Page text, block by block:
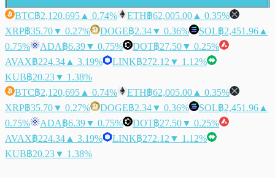
BTC฿2,120,695 ▲ 0.74% ETH฿62,005.00 ▲ 0.35%
XRP฿35.70▼ 0.27% DOGE฿2.34▼ 0.36% SOL฿2,451.96 ▲
0.75%
ADA฿6.39▼ 0.75% DOT฿27.50▼ 0.25%
AVAX฿224.34 ▲ 3.19% LINK฿272.12 ▼ 1.12%
KUB฿20.23▼ 1.38%
BTC฿2,120,695 ▲ 0.74% ETH฿62,005.00 ▲ 0.35%
XRP฿35.70▼ 0.27% DOGE฿2.34▼ 0.36% SOL฿2,451.96 ▲
0.75%
ADA฿6.39▼ 0.75% DOT฿27.50▼ 0.25%
AVAX฿224.34 ▲ 3.19% LINK฿272.12 ▼ 1.12%
KUB฿20.23▼ 1.38%